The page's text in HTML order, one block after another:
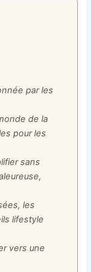
par les
de la
pour les
sans
les
lifestyle
vers une